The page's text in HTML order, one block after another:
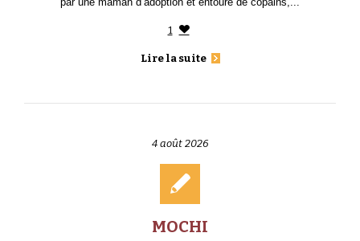
1
Lire la suite
4 août 2026
MOCHI